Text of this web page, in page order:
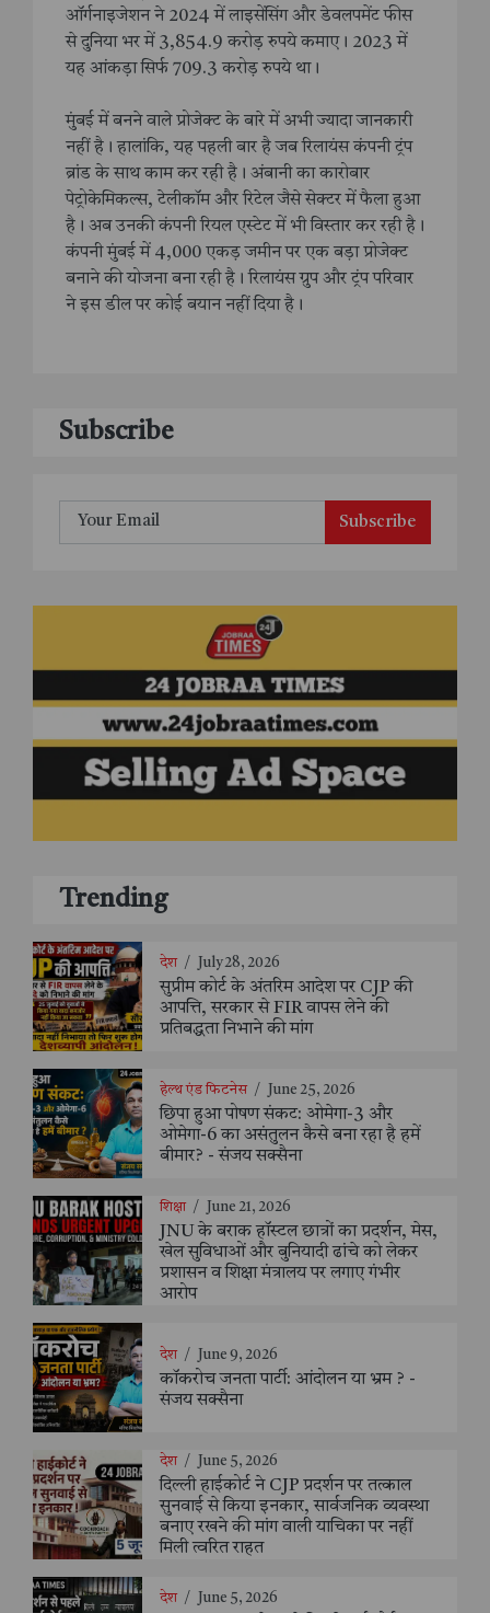
ऑर्गनाइजेशन ने 2024 में लाइसेंसिंग और डेवलपमेंट फीस
से दुनिया भर में 3,854.9 करोड़ रुपये कमाए। 2023 में
यह आंकड़ा सिर्फ 709.3 करोड़ रुपये था।
मुंबई में बनने वाले प्रोजेक्ट के बारे में अभी ज्यादा जानकारी
नहीं है। हालांकि, यह पहली बार है जब रिलायंस कंपनी ट्रंप
ब्रांड के साथ काम कर रही है। अंबानी का कारोबार
पेट्रोकेमिकल्स, टेलीकॉम और रिटेल जैसे सेक्टर में फैला हुआ
है। अब उनकी कंपनी रियल एस्टेट में भी विस्तार कर रही है।
कंपनी मुंबई में 4,000 एकड़ जमीन पर एक बड़ा प्रोजेक्ट
बनाने की योजना बना रही है। रिलायंस ग्रुप और ट्रंप परिवार
ने इस डील पर कोई बयान नहीं दिया है।
Subscribe
Subscribe
Trending
देश / July 28, 2026
सुप्रीम कोर्ट के अंतरिम आदेश पर CJP की
आपत्ति, सरकार से FIR वापस लेने की
प्रतिबद्धता निभाने की मांग
हेल्थ एंड फिटनेस / June 25, 2026
छिपा हुआ पोषण संकट: ओमेगा-3 और
ओमेगा-6 का असंतुलन कैसे बना रहा है हमें
बीमार? - संजय सक्सैना
शिक्षा / June 21, 2026
JNU के बराक हॉस्टल छात्रों का प्रदर्शन, मेस,
खेल सुविधाओं और बुनियादी ढांचे को लेकर
प्रशासन व शिक्षा मंत्रालय पर लगाए गंभीर
आरोप
देश / June 9, 2026
कॉकरोच जनता पार्टी: आंदोलन या भ्रम ? -
संजय सक्सैना
देश / June 5, 2026
दिल्ली हाईकोर्ट ने CJP प्रदर्शन पर तत्काल
सुनवाई से किया इनकार, सार्वजनिक व्यवस्था
बनाए रखने की मांग वाली याचिका पर नहीं
मिली त्वरित राहत
देश / June 5, 2026